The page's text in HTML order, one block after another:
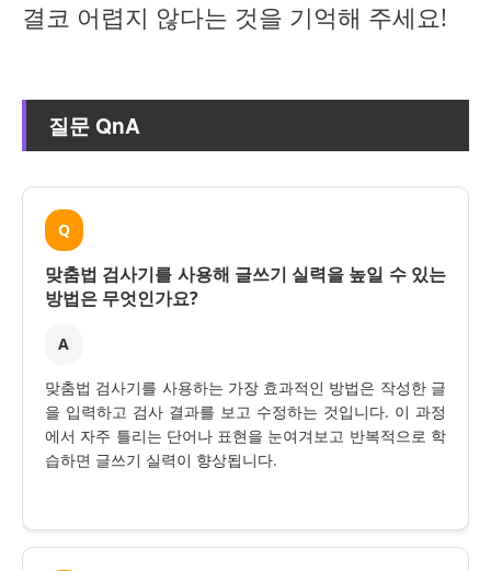
결코 어렵지 않다는 것을 기억해 주세요!
질문 QnA
Q
맞춤법 검사기를 사용해 글쓰기 실력을 높일 수 있는
방법은 무엇인가요?
A
맞춤법 검사기를 사용하는 가장 효과적인 방법은 작성한 글
을 입력하고 검사 결과를 보고 수정하는 것입니다. 이 과정
에서 자주 틀리는 단어나 표현을 눈여겨보고 반복적으로 학
습하면 글쓰기 실력이 향상됩니다.